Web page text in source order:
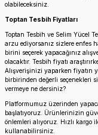
olabileceksiniz.
Toptan Tesbih Fiyatları
Toptan Tesbih ve Selim Yücel
arzu ediyorsanız sizlere enfes
birini seçerek yapacağınız
olacaktır. Tesbih fiyatı
Alışverişinizi yaparken fiyatın
birbirinden değerli seçenekleri
vermeye ne dersiniz?
Platformumuz üzerinden
başlatıyoruz. Ürünlerinizin
önlemleri alıyoruz. Hızlı kargo
kullanabilirsiniz.